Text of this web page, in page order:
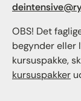
OBS! Det
begynder eller
kursuspakke,
kursuspakker